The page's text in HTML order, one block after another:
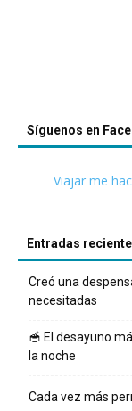
Síguenos en
Viajar me
Entradas
Creó una
necesitadas
🥣 El desayuno
la noche
Cada vez más